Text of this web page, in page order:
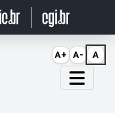
A+ A- A